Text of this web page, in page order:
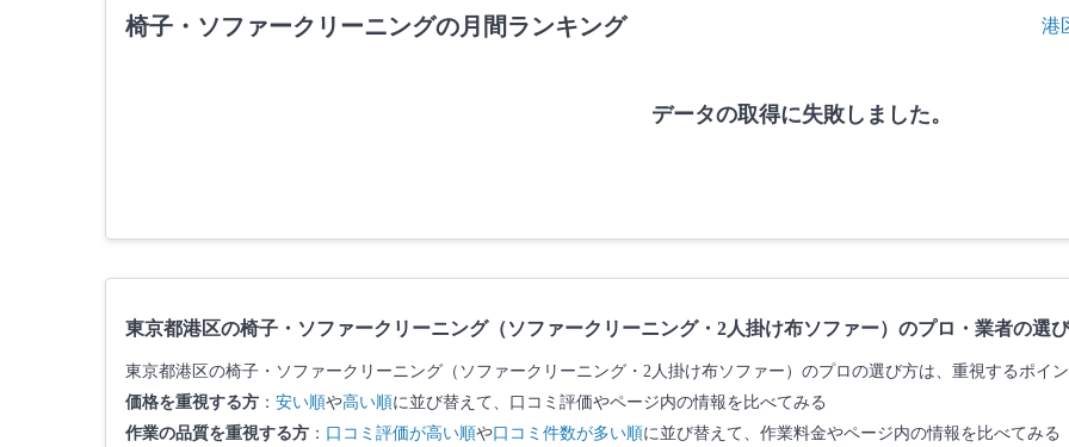
椅子・ソファークリーニングの月間ランキング 港
データの取得に失敗しました。
東京都港区の椅子・ソファークリーニング（ソファークリーニング・2人掛け布ソファー）のプロ・業者の選
東京都港区の椅子・ソファークリーニング（ソファークリーニング・2人掛け布ソファー）のプロの選び方は、重視するポイン
価格を重視する方 ： 安い順や高い順に並び替えて、口コミ評価やページ内の情報を比べてみる
作業の品質を重視する方 ： 口コミ評価が高い順や口コミ件数が多い順に並び替えて、作業料金やページ内の情報を比べてみる